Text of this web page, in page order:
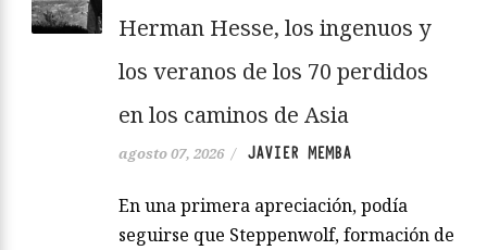
Herman Hesse, los ingenuos y
los veranos de los 70 perdidos
en los caminos de Asia
agosto 07, 2026 / JAVIER MEMBA
En una primera apreciación, podía
seguirse que Steppenwolf, formación de